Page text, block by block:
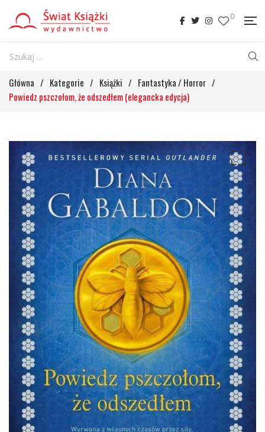
0
Główna / Kategorie / Książki / Fantastyka / Horror /
Powiedz pszczołom, że odszedłem (elegancka edycja)